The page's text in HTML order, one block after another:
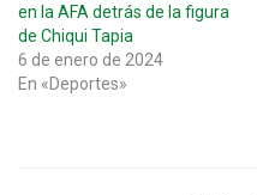
en la AFA detrás de la figura
de Chiqui Tapia
6 de enero de 2024
En «Deportes»